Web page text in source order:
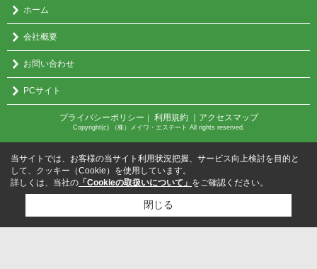
ホーム
会社概要
お問い合わせ
PCサイト
プライバシーポリシー ｜ 利用規約 ｜アクセスマップ
Copyright(c) （株）メイワ・エステート All rights reserved.
当サイトでは、お客様の当サイト利用状況把握、サービス向上検討を目的と
して、クッキー（Cookie）を使用しています。
詳しくは、当社の 「Cookieの取扱いについて」 をご確認ください。
閉じる